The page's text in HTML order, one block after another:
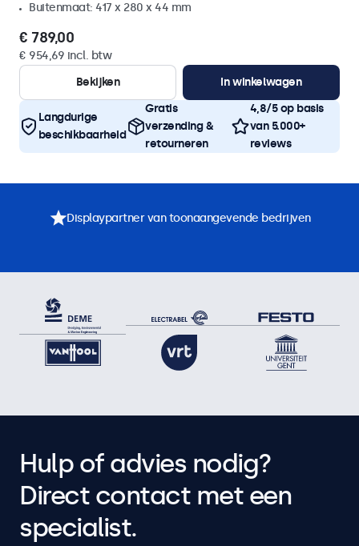
Buitenmaat: 417 x 280 x 44 mm
€ 789,00
€ 954,69 incl. btw
Bekijken
In winkelwagen
Langdurige
beschikbaarheid
Gratis
verzending &
retourneren
4,8/5 op basis
van 5.000+
reviews
Displaypartner van toonaangevende bedrijven
Hulp of advies nodig?
Direct contact met een
specialist.